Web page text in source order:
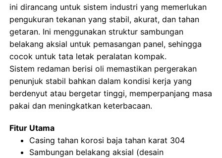
Produk
Tentang kita
Wisata pabrik
Kontrol kualitas
Hubungi kami
ini dirancang untuk sistem industri yang memerlukan
pengukuran tekanan yang stabil, akurat, dan tahan
getaran. Ini menggunakan struktur sambungan
belakang aksial untuk pemasangan panel, sehingga
cocok untuk tata letak peralatan kompak.
Sistem redaman berisi oli memastikan pergerakan
penunjuk stabil bahkan dalam kondisi kerja yang
berdenyut atau bergetar tinggi, memperpanjang masa
pakai dan meningkatkan keterbacaan.
Fitur Utama
Casing tahan korosi baja tahan karat 304
Sambungan belakang aksial (desain